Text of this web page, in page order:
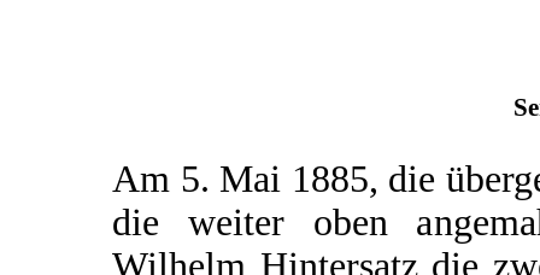
Am 5. Mai 1885, die
die weiter oben
Wilhelm Hintersatz die